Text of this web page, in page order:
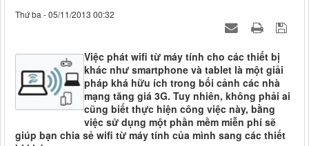
Thứ ba - 05/11/2013 00:32
Việc phát wifi từ máy tính cho các thiết bị
khác như smartphone và tablet là một giải
pháp khá hữu ích trong bối cảnh các nhà
mạng tăng giá 3G. Tuy nhiên, không phải ai
cũng biết thực hiện công việc này, bằng
việc sử dụng một phần mềm miễn phí sẽ
giúp bạn chia sẻ wifi từ máy tính của mình sang các thiết